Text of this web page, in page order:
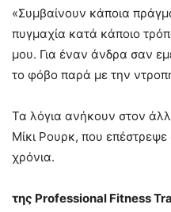
«Συμβαίνουν κάποια
πυγμαχία κατά κάποιο
μου. Για έναν άνδρα σαν
το φόβο παρά με την
Τα λόγια ανήκουν στον
Μίκι Ρουρκ, που
χρόνια.
της Professional Fitness